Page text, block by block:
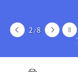
2/8